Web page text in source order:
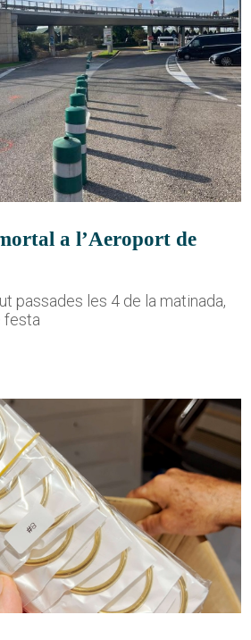
a l’Aeroport de
passades les 4 de la matinada,
festa